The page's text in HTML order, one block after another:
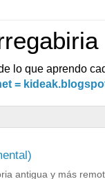
lo que aprendo
=
antigua y más